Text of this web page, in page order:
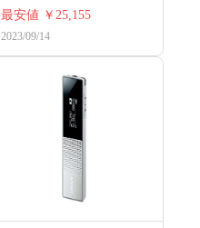
最安値 ￥25,155
2023/09/14